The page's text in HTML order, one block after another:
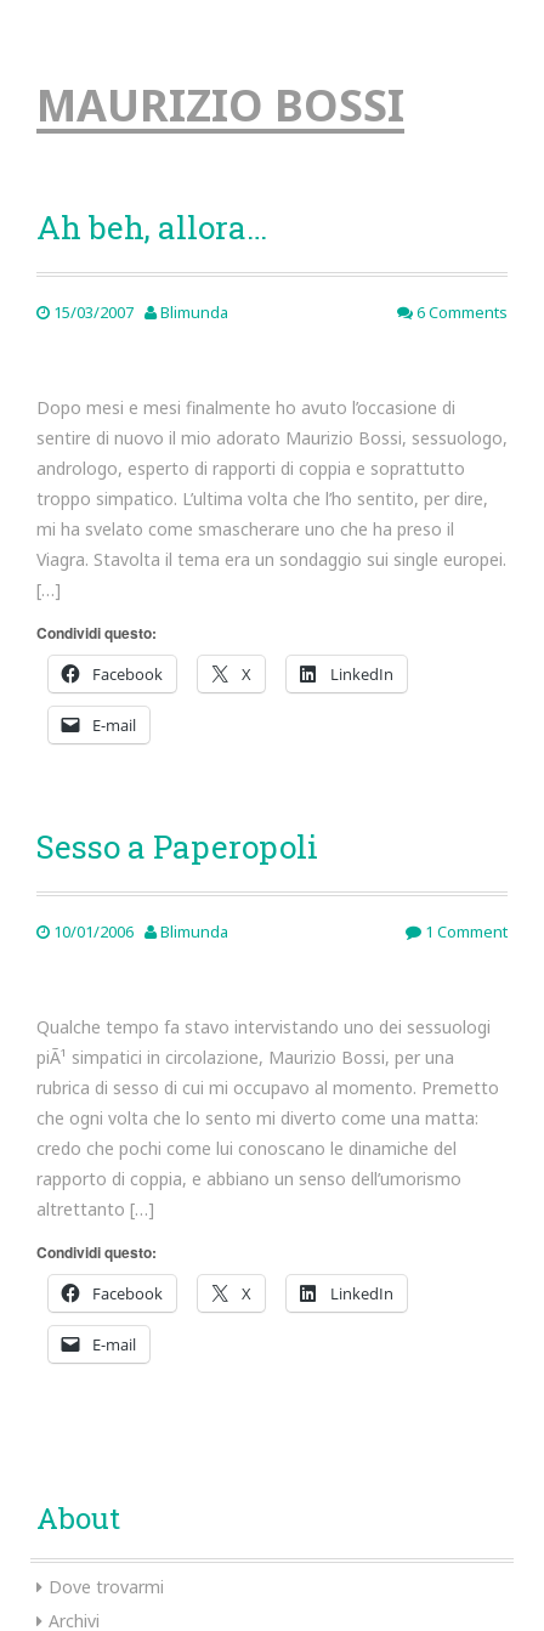
MAURIZIO BOSSI
Ah beh, allora…
15/03/2007 Blimunda 6 Comments
Dopo mesi e mesi finalmente ho avuto l’occasione di
sentire di nuovo il mio adorato Maurizio Bossi, sessuologo,
andrologo, esperto di rapporti di coppia e soprattutto
troppo simpatico. L’ultima volta che l’ho sentito, per dire,
mi ha svelato come smascherare uno che ha preso il
Viagra. Stavolta il tema era un sondaggio sui single europei.
[…]
Condividi questo:
Facebook
X LinkedIn
E-mail
Sesso a Paperopoli
10/01/2006 Blimunda 1 Comment
Qualche tempo fa stavo intervistando uno dei sessuologi
piÃ¹ simpatici in circolazione, Maurizio Bossi, per una
rubrica di sesso di cui mi occupavo al momento. Premetto
che ogni volta che lo sento mi diverto come una matta:
credo che pochi come lui conoscano le dinamiche del
rapporto di coppia, e abbiano un senso dell’umorismo
altrettanto […]
Condividi questo:
Facebook
X LinkedIn
E-mail
About
Dove trovarmi
Archivi